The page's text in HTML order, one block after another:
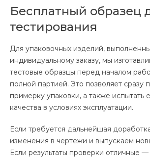
Бесплатный образец
тестирования
Для упаковочных изделий,
индивидуальному заказу, мы
тестовые образцы перед началом
полной партией. Это позволяет сразу
примерку упаковки, а также испытать
качества в условиях эксплуатации.
Если требуется дальнейшая
изменения в чертежи и выпускаем
Если результаты проверки отличные —